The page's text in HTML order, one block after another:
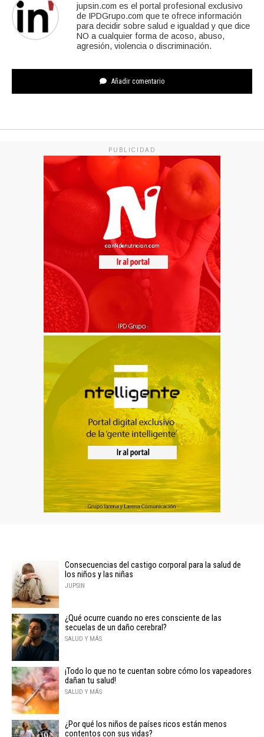
jupsin.com es el portal profesional exclusivo
de IPDGrupo.com que te ofrece información
para decidir sobre salud e igualdad y que dice
NO a cualquier forma de acoso, abuso,
agresión, violencia o discriminación.
Añadir comentario
PUBLICIDAD
Consecuencias del castigo corporal para la salud de
los niños y las niñas
JUPSIN
¿Qué ocurre cuando no eres consciente de las
secuelas de un daño cerebral?
SALUD Y MÁS
¡Todo lo que no te cuentan sobre cómo los vapeadores
dañan tu salud!
SALUD Y MÁS
¿Por qué los niños de países ricos están menos
contentos con sus vidas?